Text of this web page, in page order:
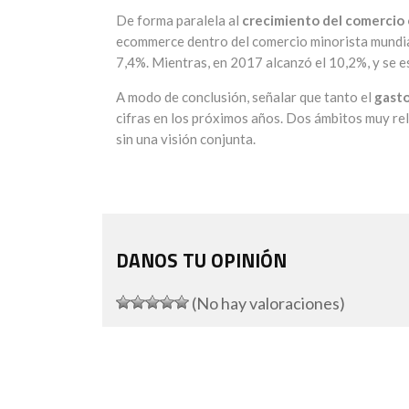
De forma paralela al crecimiento del
ecommerce dentro del comercio minorista
7,4%. Mientras, en 2017 alcanzó el 10,2%, y se
A modo de conclusión, señalar que tanto el
cifras en los próximos años. Dos ámbitos muy
sin una visión conjunta.
DANOS TU OPINIÓN
(No hay valoraciones)